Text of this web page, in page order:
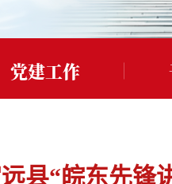
党建工作
县“皖东先锋